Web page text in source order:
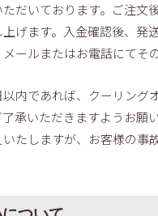
だいております。ご注
げます。入金確認後、発
ールまたはお電話にてそ
内であれば、クーリン
承いただきますようお願
たしますが、お客様の